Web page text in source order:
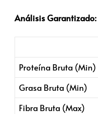
Análisis Garantizado:
Proteína Bruta (Min)
Grasa Bruta (Min)
Fibra Bruta (Max)